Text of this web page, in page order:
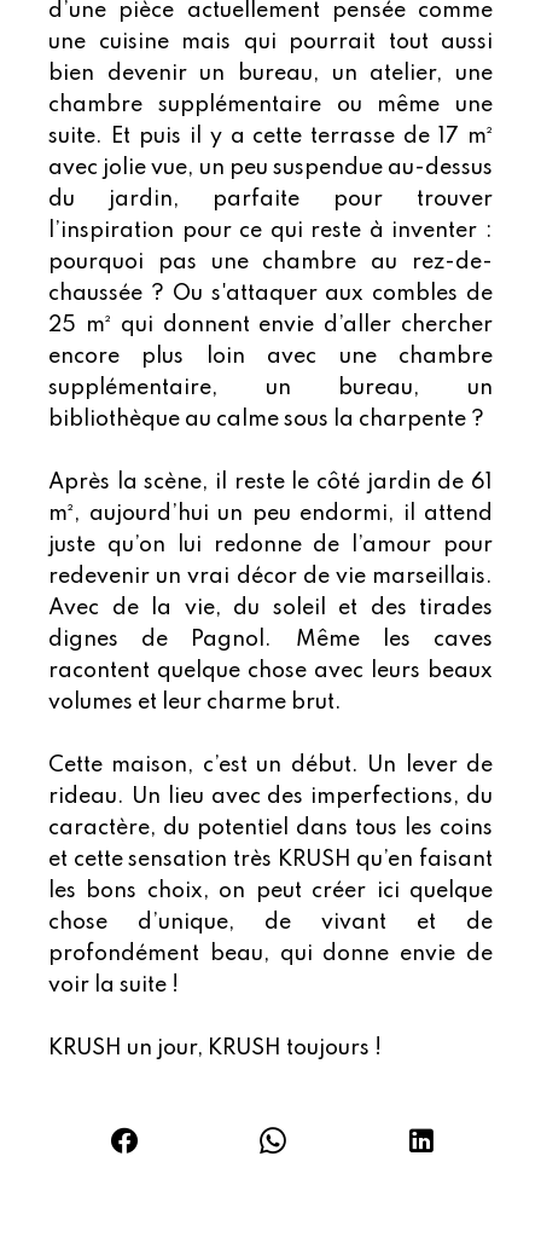
d’une pièce actuellement pensée comme
une cuisine mais qui pourrait tout aussi
bien devenir un bureau, un atelier, une
chambre supplémentaire ou même une
suite. Et puis il y a cette terrasse de 17 m²
avec jolie vue, un peu suspendue au-dessus
du jardin, parfaite pour trouver
l’inspiration pour ce qui reste à inventer :
pourquoi pas une chambre au rez-de-
chaussée ? Ou s'attaquer aux combles de
25 m² qui donnent envie d’aller chercher
encore plus loin avec une chambre
supplémentaire, un bureau, un
bibliothèque au calme sous la charpente ?
Après la scène, il reste le côté jardin de 61
m², aujourd’hui un peu endormi, il attend
juste qu’on lui redonne de l’amour pour
redevenir un vrai décor de vie marseillais.
Avec de la vie, du soleil et des tirades
dignes de Pagnol. Même les caves
racontent quelque chose avec leurs beaux
volumes et leur charme brut.
Cette maison, c’est un début. Un lever de
rideau. Un lieu avec des imperfections, du
caractère, du potentiel dans tous les coins
et cette sensation très KRUSH qu’en faisant
les bons choix, on peut créer ici quelque
chose d’unique, de vivant et de
profondément beau, qui donne envie de
voir la suite !
KRUSH un jour, KRUSH toujours !